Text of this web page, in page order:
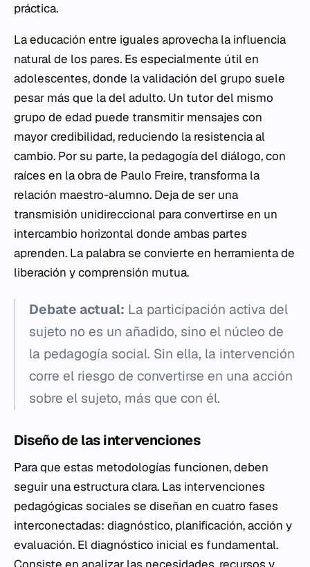
práctica.
La educación entre iguales aprovecha la influencia
natural de los pares. Es especialmente útil en
adolescentes, donde la validación del grupo suele
pesar más que la del adulto. Un tutor del mismo
grupo de edad puede transmitir mensajes con
mayor credibilidad, reduciendo la resistencia al
cambio. Por su parte, la pedagogía del diálogo, con
raíces en la obra de Paulo Freire, transforma la
relación maestro-alumno. Deja de ser una
transmisión unidireccional para convertirse en un
intercambio horizontal donde ambas partes
aprenden. La palabra se convierte en herramienta de
liberación y comprensión mutua.
Debate actual: La participación activa del
sujeto no es un añadido, sino el núcleo de
la pedagogía social. Sin ella, la intervención
corre el riesgo de convertirse en una acción
sobre el sujeto, más que con él.
Diseño de las intervenciones
Para que estas metodologías funcionen, deben
seguir una estructura clara. Las intervenciones
pedagógicas sociales se diseñan en cuatro fases
interconectadas: diagnóstico, planificación, acción y
evaluación. El diagnóstico inicial es fundamental.